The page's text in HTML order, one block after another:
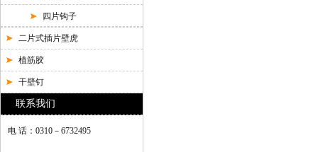
四片钩子
二片式插片壁虎
植筋胶
干壁钉
联系我们
电 话：0310－6732495